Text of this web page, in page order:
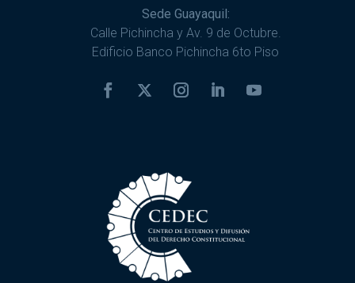
Sede Guayaquil:
Calle Pichincha y Av. 9 de Octubre.
Edificio Banco Pichincha 6to Piso